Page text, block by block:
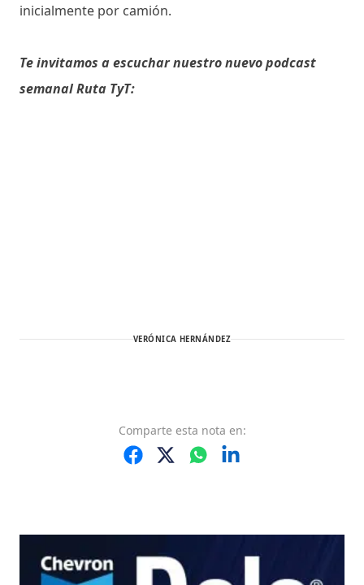
inicialmente por camión.
Te invitamos a escuchar nuestro nuevo podcast
semanal Ruta TyT:
VERÓNICA HERNÁNDEZ
Comparte esta nota en: